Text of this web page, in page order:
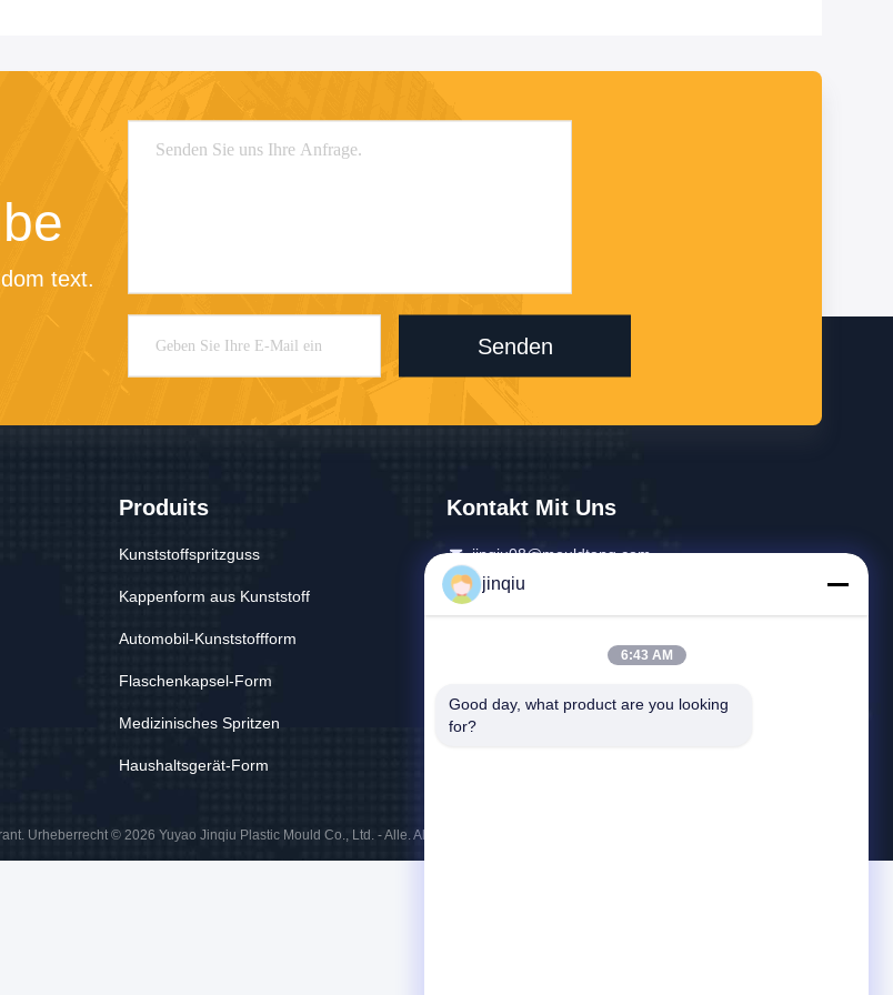
text.
Senden
Produits
Kunststoffspritzguss
Kappenform aus Kunststoff
Automobil-Kunststoffform
Flaschenkapsel-Form
Medizinisches Spritzen
Haushaltsgerät-Form
Kontakt Mit Uns
jinqiu08@mouldtang.com
86--13777933555
Urheberrecht © 2026 Yuyao Jinqiu Plastic Mould Co., Ltd. - Alle. Alle Rechte vorbehalten.
jinqiu
6:43 AM
Good day, what product are you looking
for?